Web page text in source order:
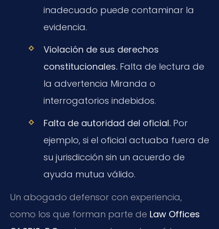
inadecuado puede contaminar la
evidencia.
Violación de sus derechos
constitucionales.Falta de lectura de
la advertencia Miranda o
interrogatorios indebidos.
Falta de autoridad del oficial.Por
ejemplo, si el oficial actuaba fuera de
su jurisdicción sin un acuerdo de
ayuda mutua válido.
Un abogado defensor con experiencia,
como los que forman parte de Law Offices